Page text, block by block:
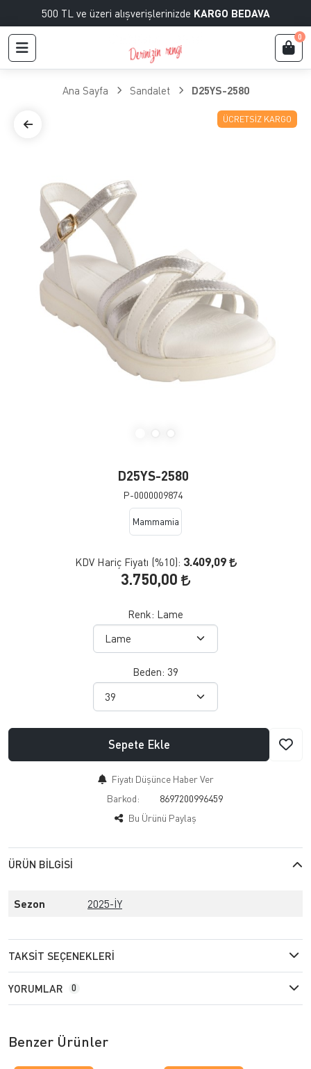
500 TL ve üzeri alışverişlerinizde KARGO BEDAVA
0
Ana Sayfa Sandalet D25YS-2580
ÜCRETSIZ KARGO
D25YS-2580
P-0000009874
Mammamia
KDV Hariç Fiyatı (%10): 3.409,09
3.750,00
Renk: Lame
Beden: 39
Sepete Ekle
Fiyatı Düşünce Haber Ver
Barkod:
8697200996459
Bu Ürünü Paylaş
ÜRÜN BILGISI
Sezon 2025-İY
TAKSIT SEÇENEKLERI
YORUMLAR 0
Benzer Ürünler